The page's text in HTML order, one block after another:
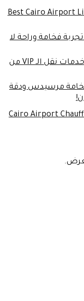
Best Cairo Airport
فخامة وراحة لا
VIP Conference Transportation | خدمات نقل الـ VIP من
مطار القاهرة 2026: فخامة مرسيدس ودقة
Cairo Airport